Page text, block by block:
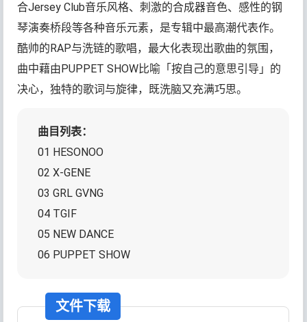
合Jersey Club音乐风格、刺激的合成器音色、感性的钢
琴演奏桥段等各种音乐元素，是专辑中最高潮代表作。
酷帅的RAP与洗链的歌唱，最大化表现出歌曲的氛围，
曲中藉由PUPPET SHOW比喻「按自己的意思引导」的
决心，独特的歌词与旋律，既洗脑又充满巧思。
曲目列表：
01 HESONOO
02 X-GENE
03 GRL GVNG
04 TGIF
05 NEW DANCE
06 PUPPET SHOW
文件下载